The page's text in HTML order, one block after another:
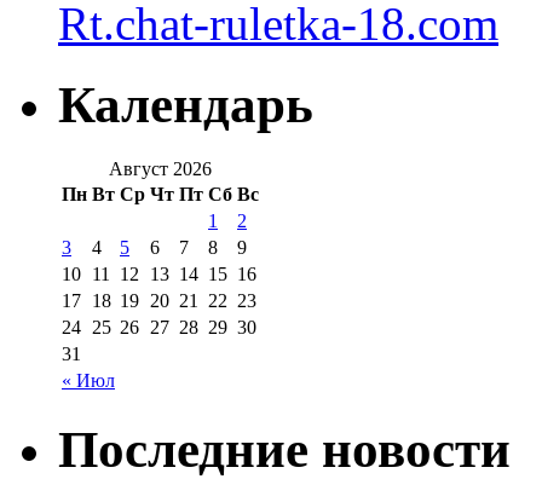
Rt.chat-ruletka-18.com
Календарь
Август 2026
Пн Вт Ср Чт Пт Сб Вс
« Июл
1
2
3
4 5 6 7 8
9
10 11 12 13 14 15 16
17 18 19 20 21 22 23
24 25 26 27 28 29 30
31
Последние новости